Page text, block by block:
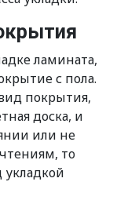
ламината,
с пола.
покрытия,
доска, и
или не
то